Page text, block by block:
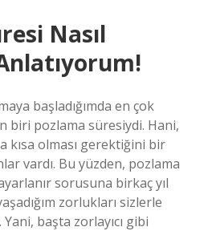
Nasıl
başladığımda en çok
biri pozlama süresiydi. Hani,
kısa olması gerektiğini bir
vardı. Bu yüzden, pozlama
sorusuna birkaç yıl
zorlukları sizlerle
başta zorlayıcı gibi